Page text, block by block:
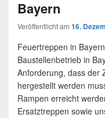
Bayern
Veröffentlicht am 16.
Feuertreppen in
Baustellenbetrieb in
Anforderung, dass der
hergestellt werden
Rampen erreicht
Ersatztreppen sowie